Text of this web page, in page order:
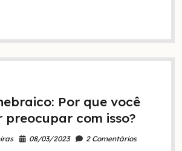
Por que você
preocupar com isso?
08/03/2023 2 Comentários